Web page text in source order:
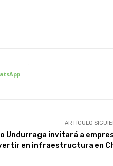
ARTÍCULO
Undurraga invitará a
en infraestructura en